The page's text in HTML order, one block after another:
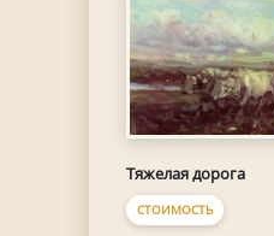
Тяжелая дорога
СТОИМОСТЬ